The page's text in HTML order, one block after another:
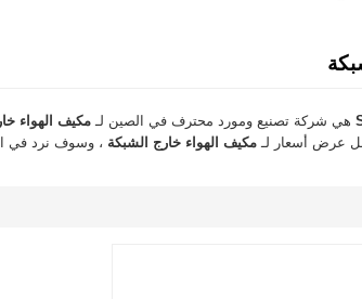
هي شركة تصنيع ومورد محترف في الصين لـمكيف الهواء
عرض أسعار لـمكيف الهواء خارج الشبكة ، وسوف نرد في